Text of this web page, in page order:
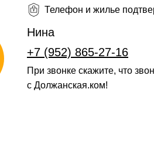
Нина
+7 (952) 865-27-16
При звонке скажите, что
с Должанская.ком!
Телефон и жилье